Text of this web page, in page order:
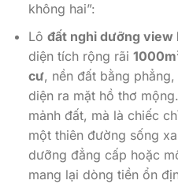
không hai”:
Lô đất nghỉ dưỡng view
diện tích rộng rãi
cư, nền đất bằng
diện ra mặt hồ thơ
mảnh đất, mà là chiếc
một thiên đường sống
dưỡng đẳng cấp hoặc
mang lại dòng tiền ổn